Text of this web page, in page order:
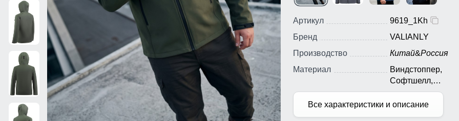
Артикул
9619_1Kh
Бренд
VALIANLY
Производство
Китай&Россия
Материал
Виндстоппер,
Софтшелл,
Мембранный
Полиэстер
Все характеристики и описание